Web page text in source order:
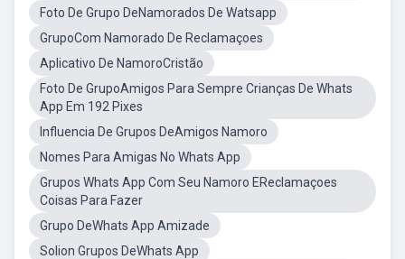
Foto De Grupo DeNamorados De Watsapp
GrupoCom Namorado De Reclamaçoes
Aplicativo De NamoroCristão
Foto De GrupoAmigos Para Sempre Crianças De Whats
App Em 192 Pixes
Influencia De Grupos DeAmigos Namoro
Nomes Para Amigas No Whats App
Grupos Whats App Com Seu Namoro EReclamaçoes
Coisas Para Fazer
Grupo DeWhats App Amizade
Solion Grupos DeWhats App